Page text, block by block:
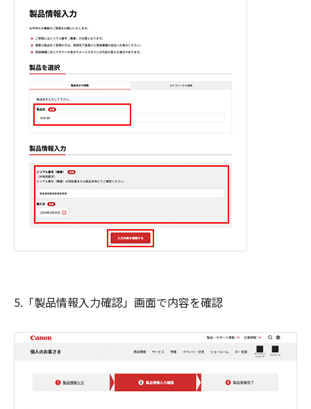
5.「製品情報入力確認」画面で内容を確認